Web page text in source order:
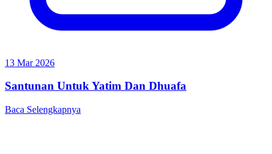
13 Mar 2026
Santunan Untuk Yatim Dan Dhuafa
Baca Selengkapnya